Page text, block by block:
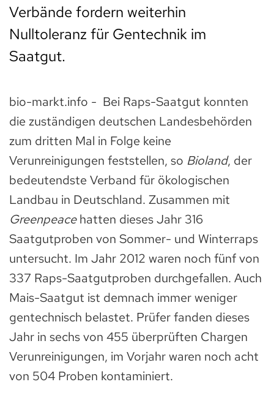
Verbände fordern weiterhin
Nulltoleranz für Gentechnik im
Saatgut.
bio-markt.info - Bei Raps-Saatgut konnten
die zuständigen deutschen Landesbehörden
zum dritten Mal in Folge keine
Verunreinigungen feststellen, so Bioland, der
bedeutendste Verband für ökologischen
Landbau in Deutschland. Zusammen mit
Greenpeacehatten dieses Jahr 316
Saatgutproben von Sommer- und Winterraps
untersucht. Im Jahr 2012 waren noch fünf von
337 Raps-Saatgutproben durchgefallen. Auch
Mais-Saatgut ist demnach immer weniger
gentechnisch belastet. Prüfer fanden dieses
Jahr in sechs von 455 überprüften Chargen
Verunreinigungen, im Vorjahr waren noch acht
von 504 Proben kontaminiert.